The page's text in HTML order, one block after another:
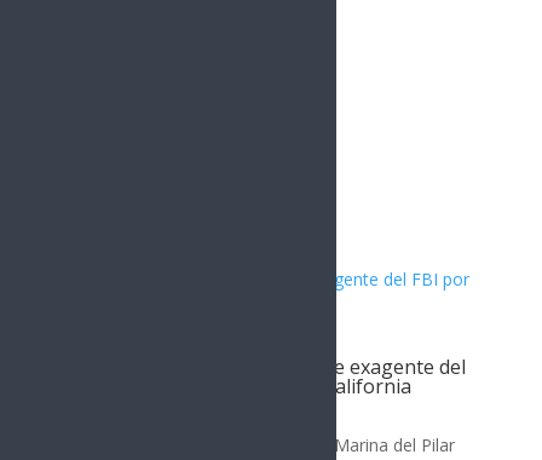
Filtración revela contratación de exagente del
FBI por gobernadora de Baja California
La gobernadora de Baja California, Marina del Pilar